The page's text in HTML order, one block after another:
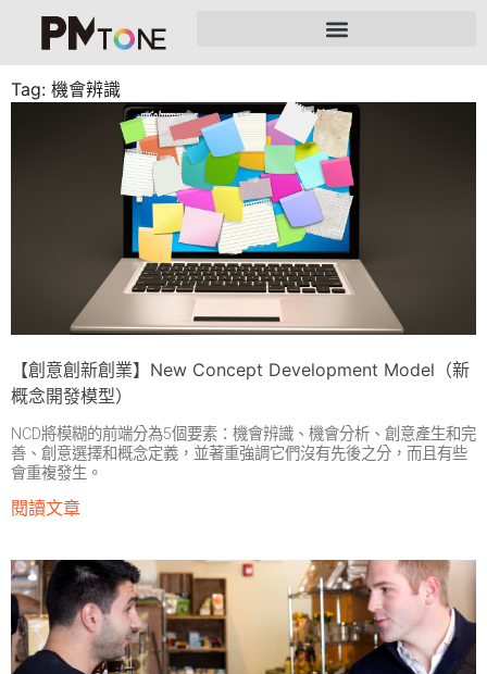
Tag: 機會辨識
【創意創新創業】New Concept Development Model（新
概念開發模型）
NCD將模糊的前端分為5個要素：機會辨識、機會分析、創意產生和完
善、創意選擇和概念定義，並著重強調它們沒有先後之分，而且有些
會重複發生。
閱讀文章